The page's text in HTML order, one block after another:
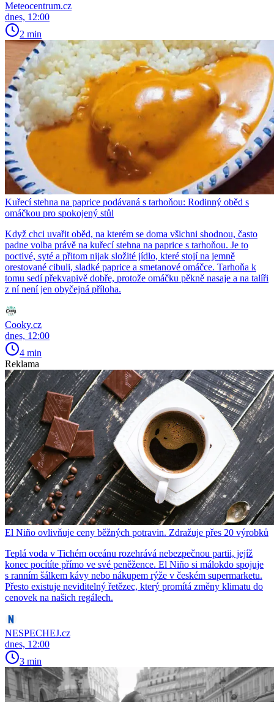
Meteocentrum.cz
dnes, 12:00
2 min
Kuřecí stehna na paprice podávaná s tarhoňou: Rodinný oběd s
omáčkou pro spokojený stůl
Když chci uvařit oběd, na kterém se doma všichni shodnou, často
padne volba právě na kuřecí stehna na paprice s tarhoňou. Je to
poctivé, syté a přitom nijak složité jídlo, které stojí na jemně
orestované cibuli, sladké paprice a smetanové omáčce. Tarhoňa k
tomu sedí překvapivě dobře, protože omáčku pěkně nasaje a na talíři
z ní není jen obyčejná příloha.
Cooky.cz
dnes, 12:00
4 min
Reklama
El Niño ovlivňuje ceny běžných potravin. Zdražuje přes 20 výrobků
Teplá voda v Tichém oceánu rozehrává nebezpečnou partii, jejíž
konec pocítíte přímo ve své peněžence. El Niño si málokdo spojuje
s ranním šálkem kávy nebo nákupem rýže v českém supermarketu.
Přesto existuje neviditelný řetězec, který promítá změny klimatu do
cenovek na našich regálech.
NESPECHEJ.cz
dnes, 12:00
3 min